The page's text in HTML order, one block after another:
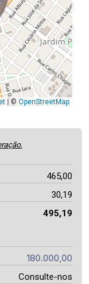
|© OpenStreetMap
465,00
30,19
495,19
180.000,00
Consulte-nos